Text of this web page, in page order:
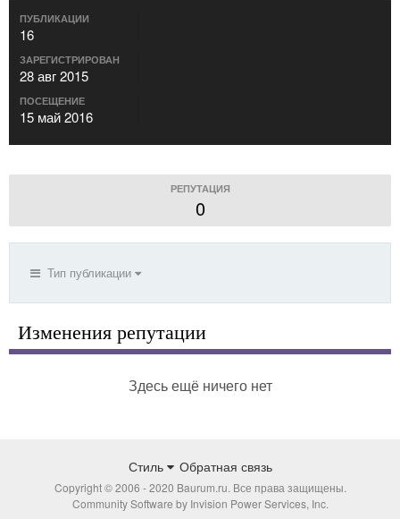
ПУБЛИКАЦИИ
16
ЗАРЕГИСТРИРОВАН
28 авг 2015
ПОСЕЩЕНИЕ
15 май 2016
РЕПУТАЦИЯ
0
Тип публикации
Изменения репутации
Здесь ещё ничего нет
Стиль Обратная связь
Copyright © 2006 - 2020 Baurum.ru. Все права защищены.
Community Software by Invision Power Services, Inc.